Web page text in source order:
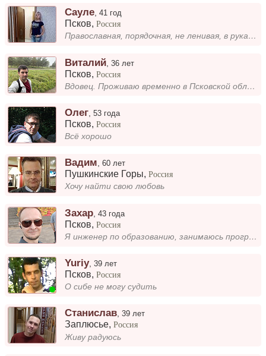
Сауле ,41 год
Псков,Россия
Православная, порядочная, не ленивая, в руках всё горит, заботливая мама, с чувством юмора. Моя семья - это крепость, гд...
Виталий ,36 лет
Псков,Россия
Вдовец. Проживаю временно в Псковской области. Собираюсь переезжать к лету. О себе в ЛС.
Олег ,53 года
Псков,Россия
Всё хорошо
Вадим,60 лет
Пушкинские Горы,Россия
Хочу найти свою любовь
Захар ,43 года
Псков,Россия
Я инженер по образованию, занимаюсь программированием и практикую йогу. Люблю разбираться в технических задачах, писать...
Yuriy,39 лет
Псков,Россия
О сибе не могу судить
Станислав,39 лет
Заплюсье,Россия
Живу радуюсь